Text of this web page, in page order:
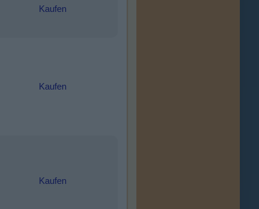
Kaufen
Kaufen
Kaufen